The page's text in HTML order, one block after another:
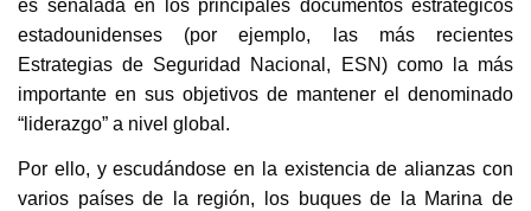
es señalada en los principales documentos estratégicos
estadounidenses (por ejemplo, las más recientes
Estrategias de Seguridad Nacional, ESN) como la más
importante en sus objetivos de mantener el denominado
“liderazgo” a nivel global.
Por ello, y escudándose en la existencia de alianzas con
varios países de la región, los buques de la Marina de